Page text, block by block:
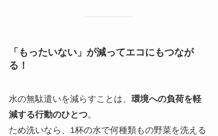
「もったいない」が減ってエコにもつなが
る！
水の無駄遣いを減らすことは、 環境への負荷を軽
減する行動のひとつ。
ため洗いなら、1杯の水で何種類もの野菜を洗える